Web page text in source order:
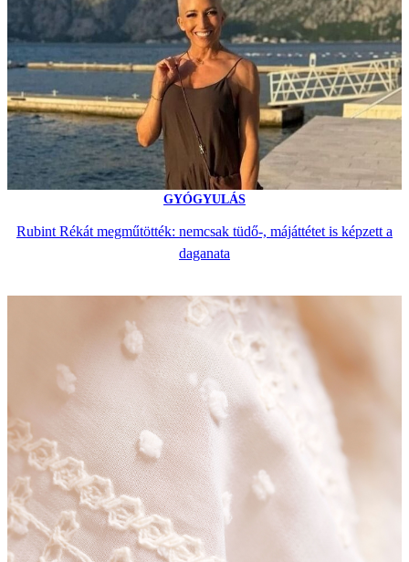
GYÓGYULÁS
Rubint Rékát megműtötték: nemcsak tüdő-, májáttétet is képzett a
daganata